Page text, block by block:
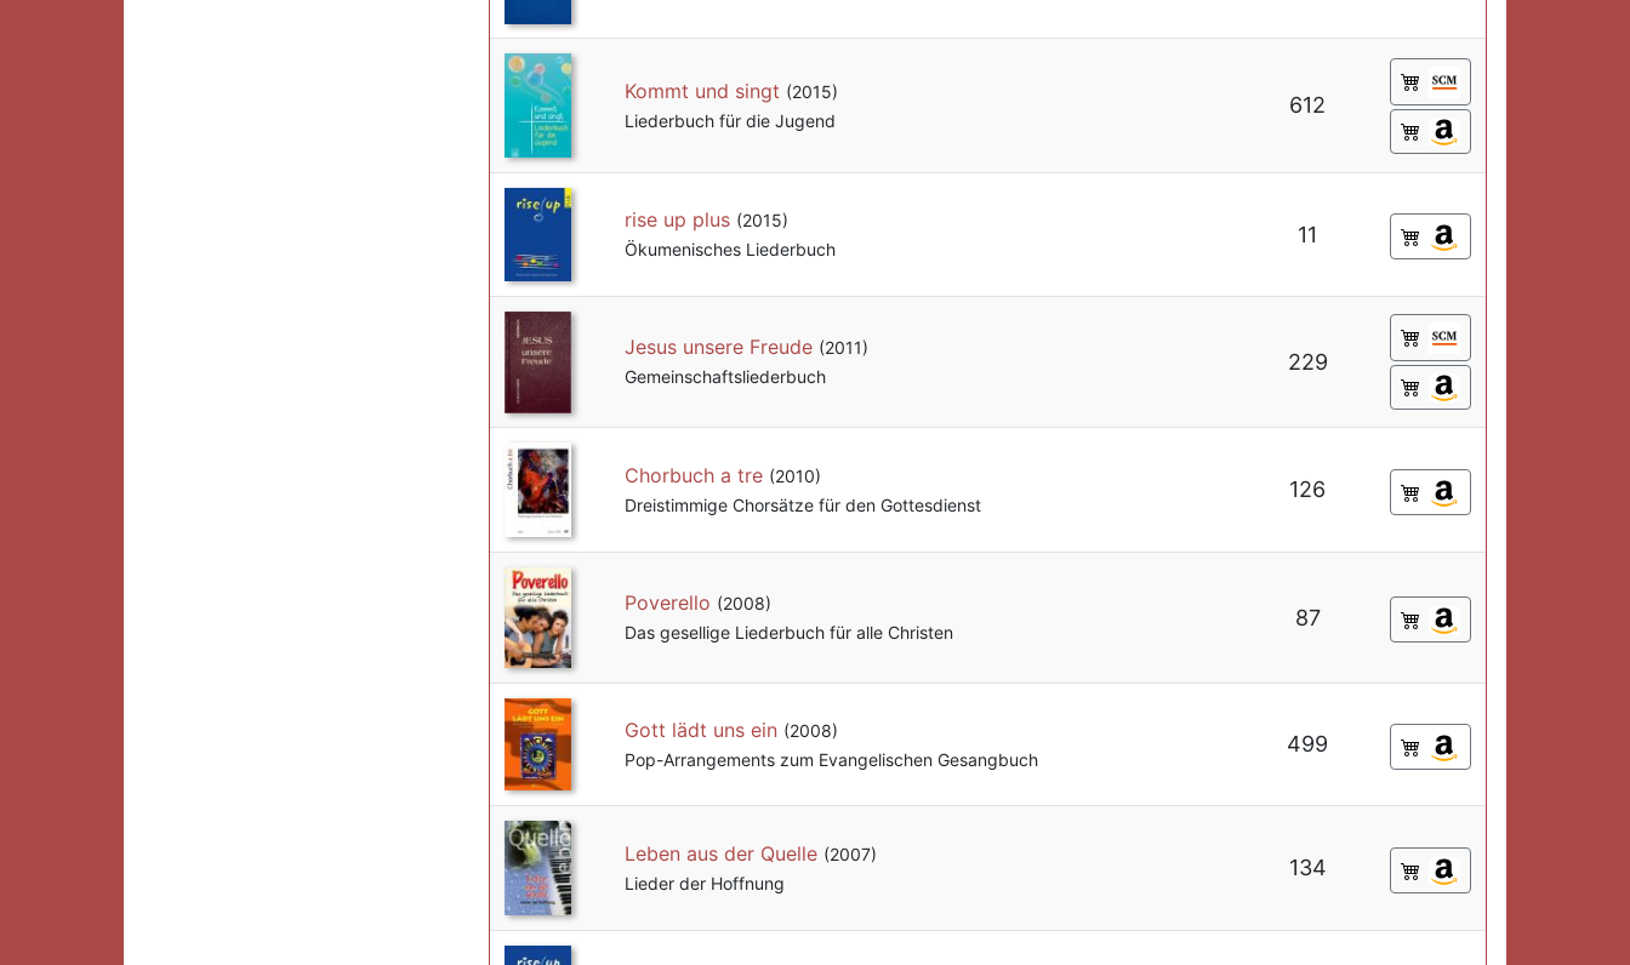
Kommt und singt (2015)
Liederbuch für die Jugend
612
rise up plus (2015)
Ökumenisches Liederbuch
11
Jesus unsere Freude (2011)
Gemeinschafts­liederbuch
229
Chorbuch a tre (2010)
Dreistimmige Chorsätze für den Gottesdienst
126
Poverello (2008)
Das gesellige Liederbuch für alle Christen
87
Gott lädt uns ein (2008)
Pop-Arrangements zum Evangelischen Gesangbuch
499
Leben aus der Quelle (2007)
Lieder der Hoffnung
134